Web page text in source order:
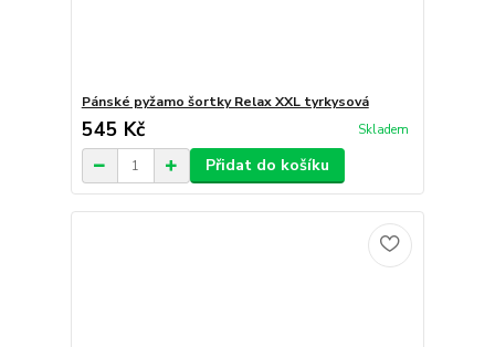
Pánské pyžamo šortky Relax XXL tyrkysová
545 Kč Skladem
Přidat do košíku